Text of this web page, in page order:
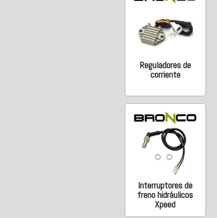
Reguladores de
corriente
Interruptores de
freno hidráulicos
Xpeed